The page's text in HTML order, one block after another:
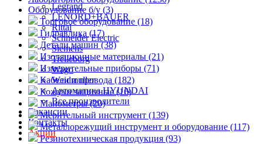
Legrand
LENORD+BAUER
Rittal
Schneider Electric
Siemens
Trelleborg
Wago
Weidmuller
Автоматика HYUNDAI
Все производители
Вакансии
Контакты
Акции
Оборудование б/у (3)
Торговое оборудование (18)
Гидравлика (17)
Детали машин (38)
Изоляционные материалы (21)
Измерительные приборы (71)
Кабели и провода (182)
Кожухи защитные (16)
Манометры (20)
Мерительный инструмент (139)
Металлорежущий инструмент и оборудование (117)
Резинотехническая продукция (93)